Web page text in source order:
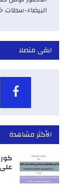
البيضاء-سطات
ابقى متصلا
الأكثر مشاهدة